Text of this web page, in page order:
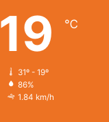
19 ℃
31º - 19º
86%
1.84 km/h